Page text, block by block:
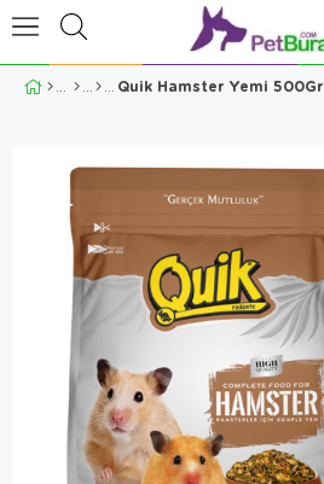
Quik Hamster Yemi 500Gr